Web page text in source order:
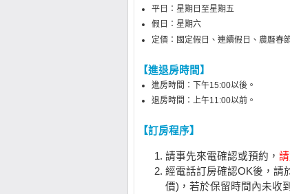
平日：星期日至星期五
假日：星期六
定價： 國定假日、連續假日、 農曆春
【進退房時間】
進房時間：下午15:00以後。
退房時間：上午11:00以前。
【訂房程序】
請事先來電確認或預約，
經電話訂房確認OK後，請
價)，若於保留時間內未收